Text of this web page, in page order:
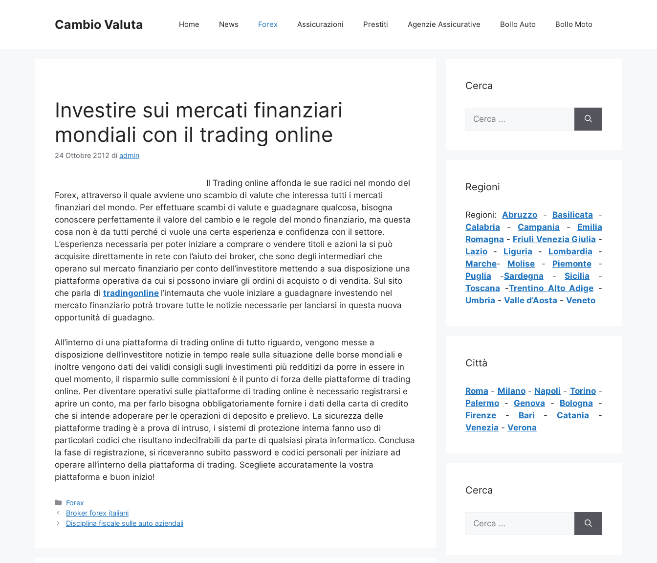
Cambio Valuta Home News Forex Assicurazioni Prestiti Agenzie Assicurative Bollo Auto Bollo Moto
Investire sui mercati finanziari
mondiali con il trading online
24 Ottobre 2012 di admin
Il Trading online affonda le sue radici nel mondo del
Forex, attraverso il quale avviene uno scambio di valute che interessa tutti i mercati
finanziari del mondo. Per effettuare scambi di valute e guadagnare qualcosa, bisogna
conoscere perfettamente il valore del cambio e le regole del mondo finanziario, ma questa
cosa non è da tutti perché ci vuole una certa esperienza e confidenza con il settore.
L’esperienza necessaria per poter iniziare a comprare o vendere titoli e azioni la si può
acquisire direttamente in rete con l’aiuto dei broker, che sono degli intermediari che
operano sul mercato finanziario per conto dell’investitore mettendo a sua disposizione una
piattaforma operativa da cui si possono inviare gli ordini di acquisto o di vendita. Sul sito
che parla di tradingonline l’internauta che vuole iniziare a guadagnare investendo nel
mercato finanziario potrà trovare tutte le notizie necessarie per lanciarsi in questa nuova
opportunità di guadagno.
All’interno di una piattaforma di trading online di tutto riguardo, vengono messe a
disposizione dell’investitore notizie in tempo reale sulla situazione delle borse mondiali e
inoltre vengono dati dei validi consigli sugli investimenti più redditizi da porre in essere in
quel momento, il risparmio sulle commissioni è il punto di forza delle piattaforme di trading
online. Per diventare operativi sulle piattaforme di trading online è necessario registrarsi e
aprire un conto, ma per farlo bisogna obbligatoriamente fornire i dati della carta di credito
che si intende adoperare per le operazioni di deposito e prelievo. La sicurezza delle
piattaforme trading è a prova di intruso, i sistemi di protezione interna fanno uso di
particolari codici che risultano indecifrabili da parte di qualsiasi pirata informatico. Conclusa
la fase di registrazione, si riceveranno subito password e codici personali per iniziare ad
operare all’interno della piattaforma di trading. Scegliete accuratamente la vostra
piattaforma e buon inizio!
Categorie
Forex
Broker forex italiani
Disciplina fiscale sulle auto aziendali
Cerca
Ricerca
Regioni
Regioni:Abruzzo - Basilicata -
Calabria - Campania - Emilia
Romagna - Friuli Venezia Giulia -
Lazio - Liguria - Lombardia -
Marche- Molise - Piemonte -
Puglia -Sardegna -Sicilia -
Toscana -Trentino Alto Adige -
Umbria - Valle d’Aosta - Veneto
Città
Roma - Milano- Napoli - Torino-
Palermo - Genova - Bologna -
Firenze - Bari - Catania -
Venezia - Verona
Cerca
Ricerca